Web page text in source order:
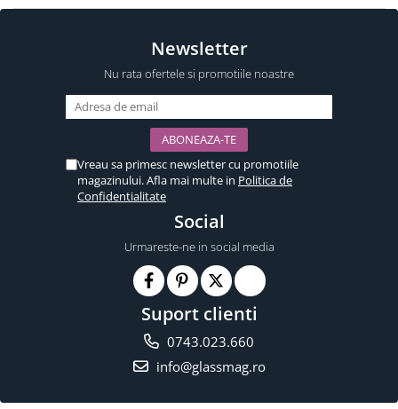
Newsletter
Nu rata ofertele si promotiile noastre
Vreau sa primesc newsletter cu promotiile
magazinului. Afla mai multe in Politica de
Confidentialitate
Social
Urmareste-ne in social media
Suport clienti
0743.023.660
info@glassmag.ro